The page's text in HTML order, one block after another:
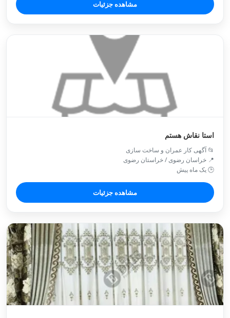
مشاهده جزئیات
استا نقاش هستم
📂 آگهی کار عمران و ساخت سازی
📍 خراسان رضوی / خراستان رضوی
🕒 یک ماه پیش
مشاهده جزئیات